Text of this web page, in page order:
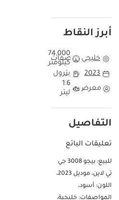
أبرز النقاط
خليجي مواصفات
74,000
كيلومتر
2023
بترول
معرض
1.6
ليتر
التفاصيل
تعليقات البائع
للبيع: بيجو 3008 جي
تي لاين، موديل 2023،
اللون: أسود،
المواصفات: خليجية،